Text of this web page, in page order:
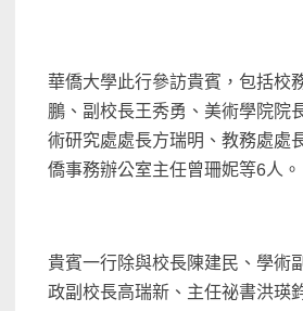
華僑大學此行參訪貴賓，包括校
鵬、副校長王秀勇、美術學院院
術研究處處長方瑞明、教務處處
僑事務辦公室主任曾珊妮等6人。
貴賓一行除與校長陳建民、學術
政副校長高瑞新、主任祕書洪瑛